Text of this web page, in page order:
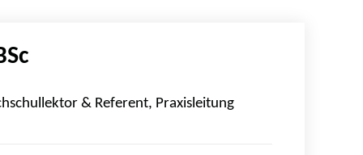
& Referent, Praxisleitung